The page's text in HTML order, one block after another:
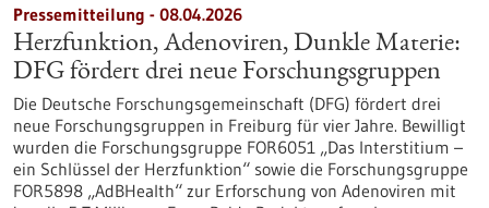
Pressemitteilung - 08.04.2026
Herzfunktion, Adenoviren, Dunkle Materie:
DFG fördert drei neue Forschungsgruppen
Die Deutsche Forschungsgemeinschaft (DFG) fördert drei
neue Forschungsgruppen in Freiburg für vier Jahre. Bewilligt
wurden die Forschungsgruppe FOR6051 „Das Interstitium –
ein Schlüssel der Herzfunktion“ sowie die Forschungsgruppe
FOR5898 „AdBHealth“ zur Erforschung von Adenoviren mit